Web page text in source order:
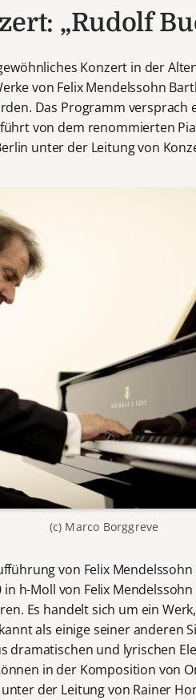
„Rudolf
Konzert in der
von Felix Mendelssohn
Das Programm versprach
von dem renommierten
unter der Leitung von
(c) Marco Borggreve
von Felix
in h-Moll von Felix
Es handelt sich um ein
als einige seiner anderen
dramatischen und lyrischen
in der Komposition von
der Leitung von Rainer